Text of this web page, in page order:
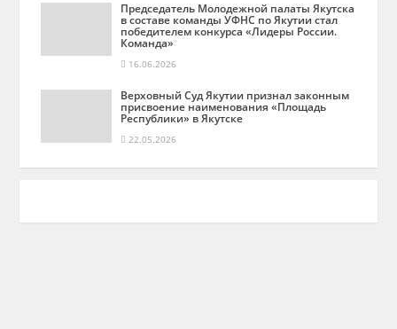
Председатель Молодежной палаты Якутска
в составе команды УФНС по Якутии стал
победителем конкурса «Лидеры России.
Команда»
16.06.2026
Верховный Суд Якутии признал законным
присвоение наименования «Площадь
Республики» в Якутске
22.05.2026